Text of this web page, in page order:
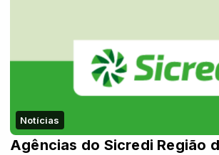
Notícias
Agências do Sicredi Região